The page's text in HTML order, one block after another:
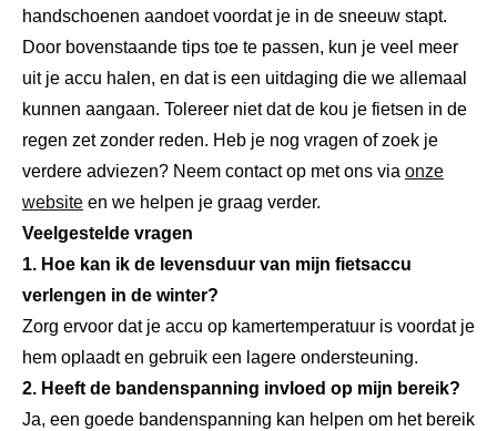
handschoenen aandoet voordat je in de sneeuw stapt.
Door bovenstaande tips toe te passen, kun je veel meer
uit je accu halen, en dat is een uitdaging die we allemaal
kunnen aangaan. Tolereer niet dat de kou je fietsen in de
regen zet zonder reden. Heb je nog vragen of zoek je
verdere adviezen? Neem contact op met ons via onze
websiteen we helpen je graag verder.
Veelgestelde vragen
1. Hoe kan ik de levensduur van mijn fietsaccu
verlengen in de winter?
Zorg ervoor dat je accu op kamertemperatuur is voordat je
hem oplaadt en gebruik een lagere ondersteuning.
2. Heeft de bandenspanning invloed op mijn bereik?
Ja, een goede bandenspanning kan helpen om het bereik